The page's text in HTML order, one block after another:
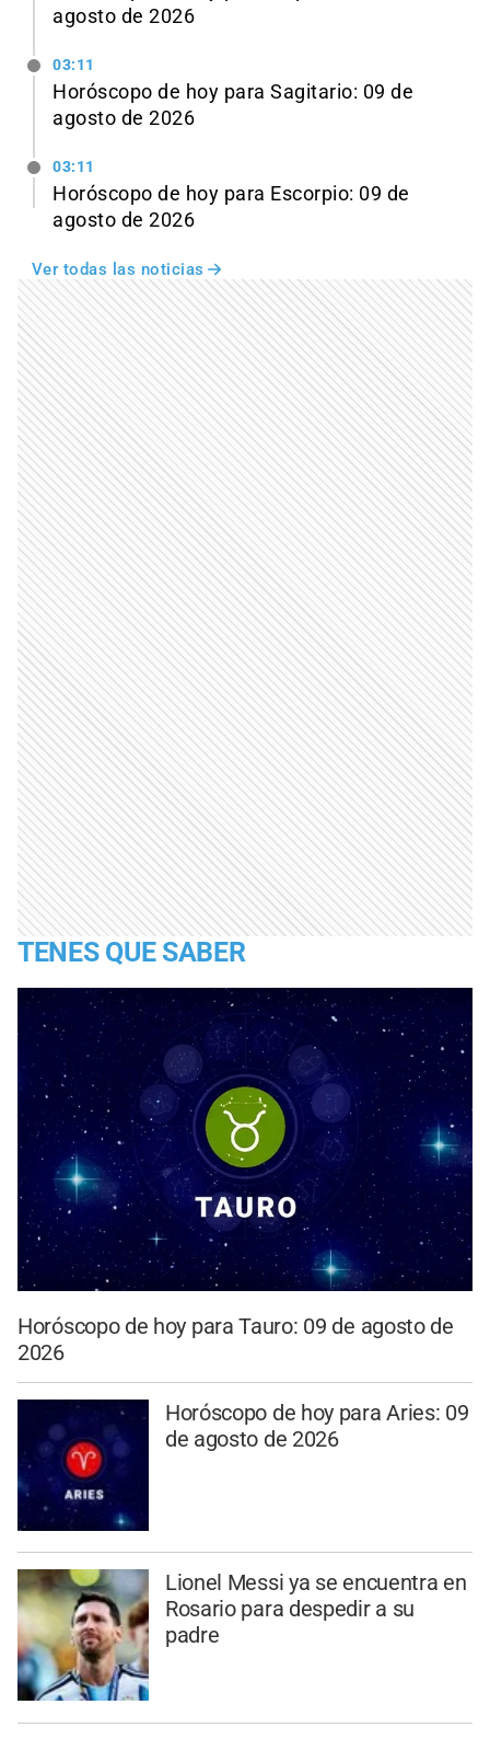
agosto de 2026
03:11
Horóscopo de hoy para Sagitario: 09 de
agosto de 2026
03:11
Horóscopo de hoy para Escorpio: 09 de
agosto de 2026
Ver todas las noticias
TENES QUE SABER
Horóscopo de hoy para Tauro: 09 de agosto de
2026
Horóscopo de hoy para Aries: 09
de agosto de 2026
Lionel Messi ya se encuentra en
Rosario para despedir a su
padre